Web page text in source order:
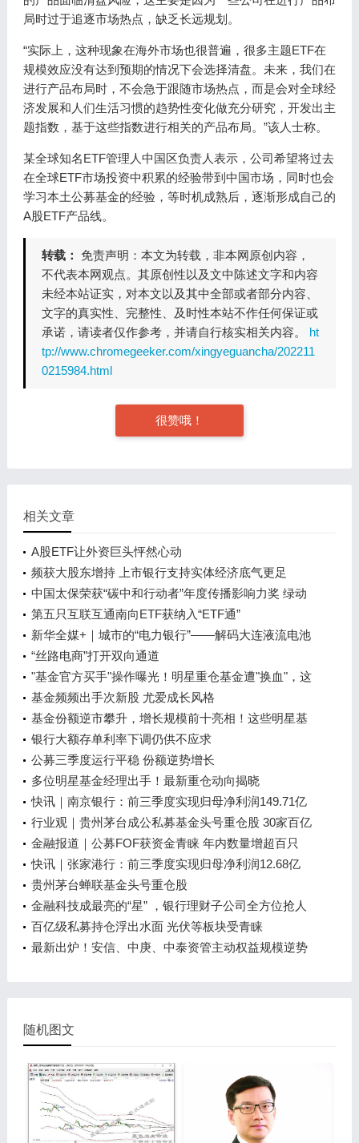
局时过于追逐市场热点，缺乏长远规划。
“实际上，这种现象在海外市场也很普遍，很多主题ETF在
规模效应没有达到预期的情况下会选择清盘。未来，我们在
进行产品布局时，不会急于跟随市场热点，而是会对全球经
济发展和人们生活习惯的趋势性变化做充分研究，开发出主
题指数，基于这些指数进行相关的产品布局。”该人士称。
某全球知名ETF管理人中国区负责人表示，公司希望将过去
在全球ETF市场投资中积累的经验带到中国市场，同时也会
学习本土公募基金的经验，等时机成熟后，逐渐形成自己的
A股ETF产品线。
转载： 免责声明：本文为转载，非本网原创内容，
不代表本网观点。其原创性以及文中陈述文字和内容
未经本站证实，对本文以及其中全部或者部分内容、
文字的真实性、完整性、及时性本站不作任何保证或
承诺，请读者仅作参考，并请自行核实相关内容。 ht
tp://www.chromegeeker.com/xingyeguancha/202211
0215984.html
很赞哦！
相关文章
A股ETF让外资巨头怦然心动
频获大股东增持 上市银行支持实体经济底气更足
中国太保荣获“碳中和行动者”年度传播影响力奖 绿动
太保 你我同行
第五只互联互通南向ETF获纳入“ETF通”
新华全媒+｜城市的“电力银行”——解码大连液流电池
储能调峰电站
“丝路电商”打开双向通道
"基金官方买手"操作曝光！明星重仓基金遭"换血"，这
些产品被减持
基金频频出手次新股 尤爱成长风格
基金份额逆市攀升，增长规模前十亮相！这些明星基
金经理收获净申购
银行大额存单利率下调仍供不应求
公募三季度运行平稳 份额逆势增长
多位明星基金经理出手！最新重仓动向揭晓
快讯｜南京银行：前三季度实现归母净利润149.71亿
元，同比增长21.28%
行业观｜贵州茅台成公私募基金头号重仓股 30家百亿
私募最新400亿重仓股曝光
金融报道｜公募FOF获资金青睐 年内数量增超百只
快讯｜张家港行：前三季度实现归母净利润12.68亿
元，同比增长30.1%
贵州茅台蝉联基金头号重仓股
金融科技成最亮的“星” ，银行理财子公司全方位抢人
百亿级私募持仓浮出水面 光伏等板块受青睐
最新出炉！安信、中庚、中泰资管主动权益规模逆势
随机图文